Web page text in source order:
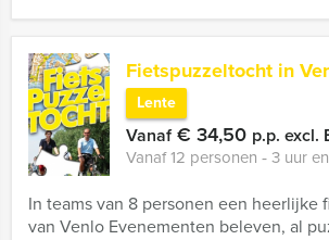
Fietspuzzeltocht in
Lente
Vanaf€ 34,50 p.p. excl.
Vanaf 12 personen ‐ 3 uur
In teams van 8 personen een heerlijke
van Venlo Evenementen beleven, al